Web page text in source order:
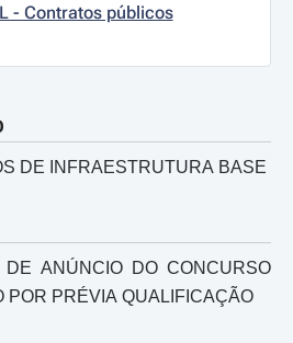
L - Contratos públicos
DE INFRAESTRUTURA BASE
DE ANÚNCIO DO CONCURSO
POR PRÉVIA QUALIFICAÇÃO